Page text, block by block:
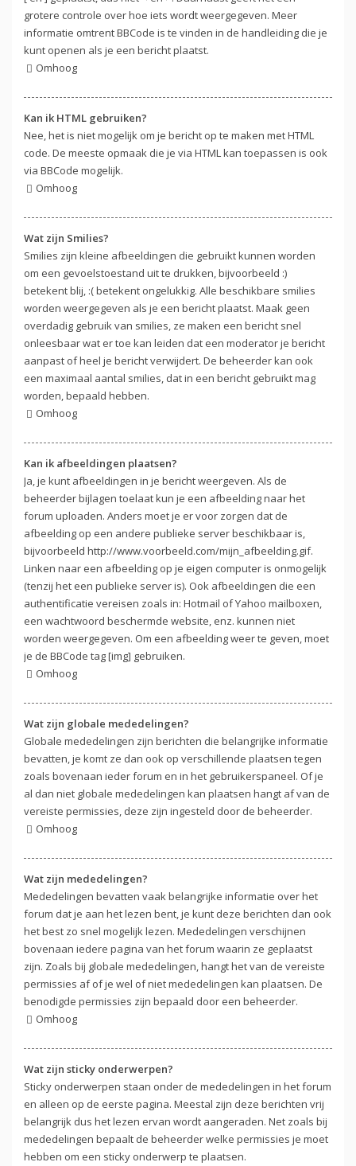
grotere controle over hoe iets wordt weergegeven. Meer
informatie omtrent BBCode is te vinden in de handleiding die je
kunt openen als je een bericht plaatst.
Omhoog
Kan ik HTML gebruiken?
Nee, het is niet mogelijk om je bericht op te maken met HTML
code. De meeste opmaak die je via HTML kan toepassen is ook
via BBCode mogelijk.
Omhoog
Wat zijn Smilies?
Smilies zijn kleine afbeeldingen die gebruikt kunnen worden
om een gevoelstoestand uit te drukken, bijvoorbeeld :)
betekent blij, :( betekent ongelukkig. Alle beschikbare smilies
worden weergegeven als je een bericht plaatst. Maak geen
overdadig gebruik van smilies, ze maken een bericht snel
onleesbaar wat er toe kan leiden dat een moderator je bericht
aanpast of heel je bericht verwijdert. De beheerder kan ook
een maximaal aantal smilies, dat in een bericht gebruikt mag
worden, bepaald hebben.
Omhoog
Kan ik afbeeldingen plaatsen?
Ja, je kunt afbeeldingen in je bericht weergeven. Als de
beheerder bijlagen toelaat kun je een afbeelding naar het
forum uploaden. Anders moet je er voor zorgen dat de
afbeelding op een andere publieke server beschikbaar is,
bijvoorbeeld http://www.voorbeeld.com/mijn_afbeelding.gif.
Linken naar een afbeelding op je eigen computer is onmogelijk
(tenzij het een publieke server is). Ook afbeeldingen die een
authentificatie vereisen zoals in: Hotmail of Yahoo mailboxen,
een wachtwoord beschermde website, enz. kunnen niet
worden weergegeven. Om een afbeelding weer te geven, moet
je de BBCode tag [img] gebruiken.
Omhoog
Wat zijn globale mededelingen?
Globale mededelingen zijn berichten die belangrijke informatie
bevatten, je komt ze dan ook op verschillende plaatsen tegen
zoals bovenaan ieder forum en in het gebruikerspaneel. Of je
al dan niet globale mededelingen kan plaatsen hangt af van de
vereiste permissies, deze zijn ingesteld door de beheerder.
Omhoog
Wat zijn mededelingen?
Mededelingen bevatten vaak belangrijke informatie over het
forum dat je aan het lezen bent, je kunt deze berichten dan ook
het best zo snel mogelijk lezen. Mededelingen verschijnen
bovenaan iedere pagina van het forum waarin ze geplaatst
zijn. Zoals bij globale mededelingen, hangt het van de vereiste
permissies af of je wel of niet mededelingen kan plaatsen. De
benodigde permissies zijn bepaald door een beheerder.
Omhoog
Wat zijn sticky onderwerpen?
Sticky onderwerpen staan onder de mededelingen in het forum
en alleen op de eerste pagina. Meestal zijn deze berichten vrij
belangrijk dus het lezen ervan wordt aangeraden. Net zoals bij
mededelingen bepaalt de beheerder welke permissies je moet
hebben om een sticky onderwerp te plaatsen.